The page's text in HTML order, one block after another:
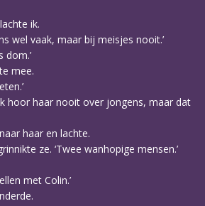
ik.
wel vaak, maar bij meisjes nooit.’
dom.’
mee.
hoor haar nooit over jongens, maar dat
haar en lachte.
ze. ‘Twee wanhopige mensen.’
met Colin.’